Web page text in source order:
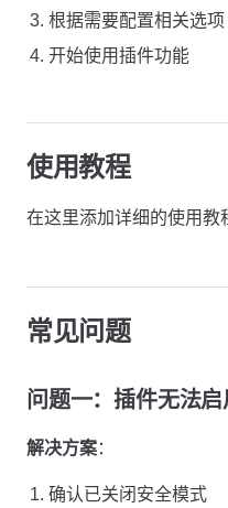
根据需要配置相关选项
开始使用插件功能
使用教程
在这里添加详细的使用教
常见问题
问题一：插件无法启
解决方案：
确认已关闭安全模式